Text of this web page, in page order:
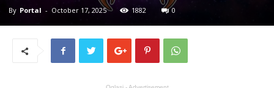
By Portal - October 17, 2025 1882 0